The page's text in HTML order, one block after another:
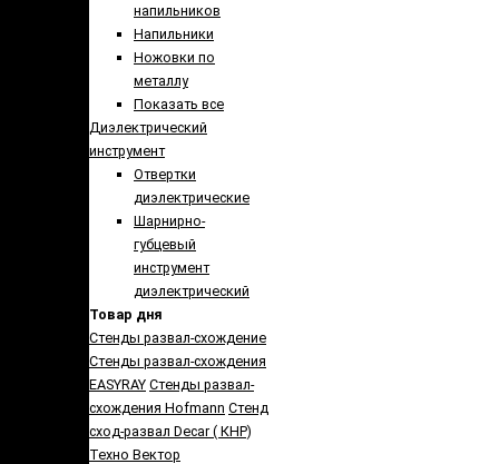
напильников
Напильники
Ножовки по
металлу
Показать все
Диэлектрический
инструмент
Отвертки
диэлектрические
Шарнирно-
губцевый
инструмент
диэлектрический
Товар дня
Стенды развал-схождение
Стенды развал-схождения
EASYRAY Стенды развал-
схождения Hofmann Стенд
сход-развал Decar ( КНР)
Техно Вектор